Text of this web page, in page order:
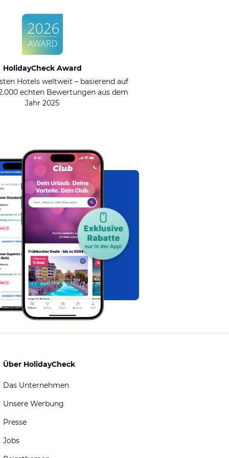
HolidayCheck Award
Hotels weltweit – basierend auf
echten Bewertungen aus dem
Jahr 2025
Über HolidayCheck
Das Unternehmen
Unsere Werbung
Presse
Jobs